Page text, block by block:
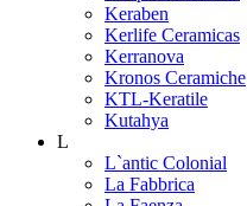
Keraben
Kerlife Ceramicas
Kerranova
Kronos Ceramiche
KTL-Keratile
Kutahya
L
L`antic Colonial
La Fabbrica